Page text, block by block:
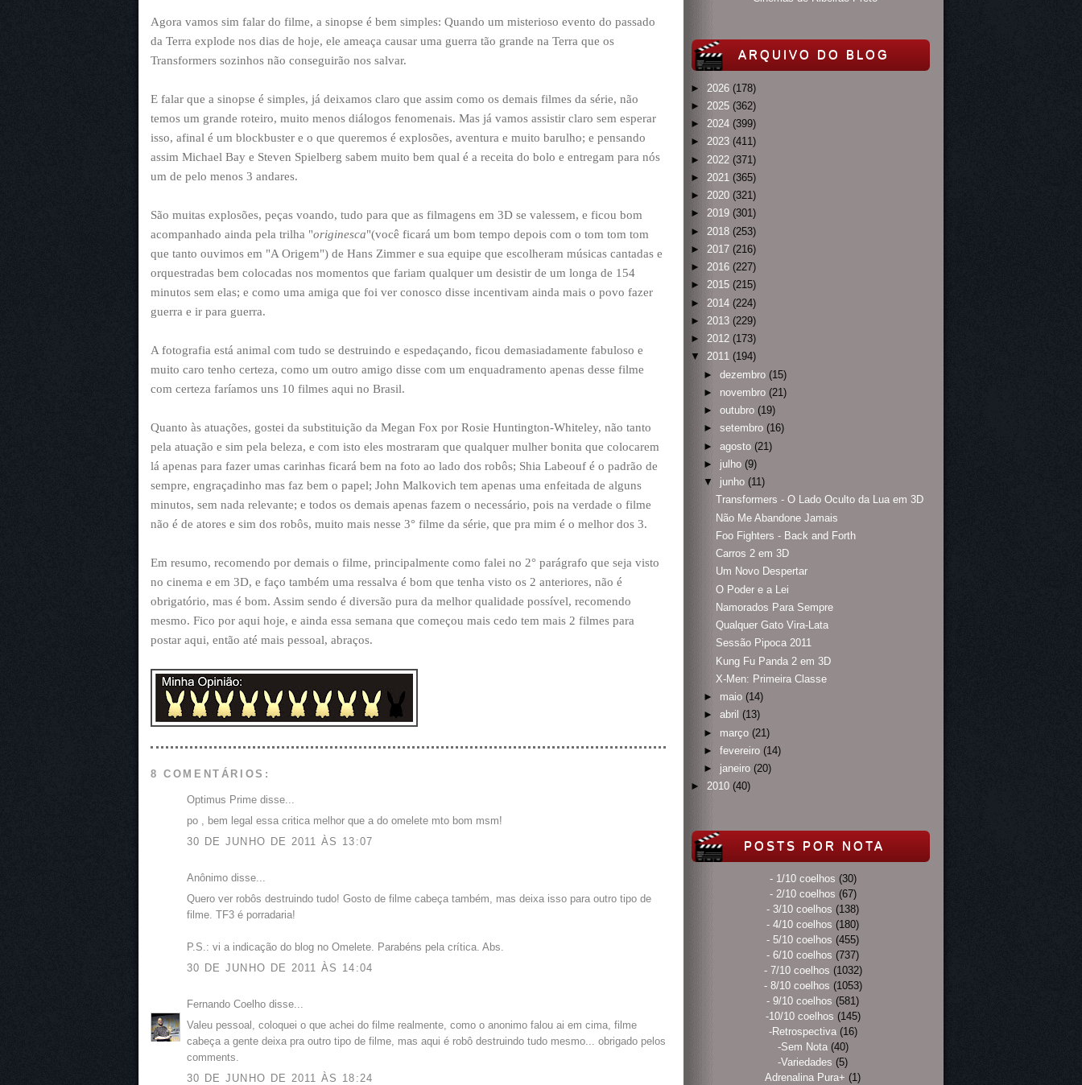
Agora vamos sim falar do filme, a sinopse é bem simples: Quando um misterioso evento do passado
da Terra explode nos dias de hoje, ele ameaça causar uma guerra tão grande na Terra que os
Transformers sozinhos não conseguirão nos salvar.
E falar que a sinopse é simples, já deixamos claro que assim como os demais filmes da série, não
temos um grande roteiro, muito menos diálogos fenomenais. Mas já vamos assistir claro sem esperar
isso, afinal é um blockbuster e o que queremos é explosões, aventura e muito barulho; e pensando
assim Michael Bay e Steven Spielberg sabem muito bem qual é a receita do bolo e entregam para nós
um de pelo menos 3 andares.
São muitas explosões, peças voando, tudo para que as filmagens em 3D se valessem, e ficou bom
acompanhado ainda pela trilha "originesca"(você ficará um bom tempo depois com o tom tom tom
que tanto ouvimos em "A Origem") de Hans Zimmer e sua equipe que escolheram músicas cantadas e
orquestradas bem colocadas nos momentos que fariam qualquer um desistir de um longa de 154
minutos sem elas; e como uma amiga que foi ver conosco disse incentivam ainda mais o povo fazer
guerra e ir para guerra.
A fotografia está animal com tudo se destruindo e espedaçando, ficou demasiadamente fabuloso e
muito caro tenho certeza, como um outro amigo disse com um enquadramento apenas desse filme
com certeza faríamos uns 10 filmes aqui no Brasil.
Quanto às atuações, gostei da substituição da Megan Fox por Rosie Huntington-Whiteley, não tanto
pela atuação e sim pela beleza, e com isto eles mostraram que qualquer mulher bonita que colocarem
lá apenas para fazer umas carinhas ficará bem na foto ao lado dos robôs; Shia Labeouf é o padrão de
sempre, engraçadinho mas faz bem o papel; John Malkovich tem apenas uma enfeitada de alguns
minutos, sem nada relevante; e todos os demais apenas fazem o necessário, pois na verdade o filme
não é de atores e sim dos robôs, muito mais nesse 3° filme da série, que pra mim é o melhor dos 3.
Em resumo, recomendo por demais o filme, principalmente como falei no 2° parágrafo que seja visto
no cinema e em 3D, e faço também uma ressalva é bom que tenha visto os 2 anteriores, não é
obrigatório, mas é bom. Assim sendo é diversão pura da melhor qualidade possível, recomendo
mesmo. Fico por aqui hoje, e ainda essa semana que começou mais cedo tem mais 2 filmes para
postar aqui, então até mais pessoal, abraços.
8 COMENTÁRIOS:
Optimus Prime disse...
po , bem legal essa critica melhor que a do omelete mto bom msm!
30 DE JUNHO DE 2011 ÀS 13:07
Anônimo disse...
Quero ver robôs destruindo tudo! Gosto de filme cabeça também, mas deixa isso para outro tipo de
filme. TF3 é porradaria!
P.S.: vi a indicação do blog no Omelete. Parabéns pela crítica. Abs.
30 DE JUNHO DE 2011 ÀS 14:04
Fernando Coelho disse...
Valeu pessoal, coloquei o que achei do filme realmente, como o anonimo falou ai em cima, filme
cabeça a gente deixa pra outro tipo de filme, mas aqui é robô destruindo tudo mesmo... obrigado pelos
comments.
30 DE JUNHO DE 2011 ÀS 18:24
ARQUIVO DO BLOG
► 2026 (178)
► 2025 (362)
► 2024 (399)
► 2023 (411)
► 2022 (371)
► 2021 (365)
► 2020 (321)
► 2019 (301)
► 2018 (253)
► 2017 (216)
► 2016 (227)
► 2015 (215)
► 2014 (224)
► 2013 (229)
► 2012 (173)
▼
2011 (194)
► dezembro (15)
► novembro (21)
► outubro (19)
► setembro (16)
► agosto (21)
► julho (9)
▼
junho (11)
Transformers - O Lado Oculto da Lua em 3D
Não Me Abandone Jamais
Foo Fighters - Back and Forth
Carros 2 em 3D
Um Novo Despertar
O Poder e a Lei
Namorados Para Sempre
Qualquer Gato Vira-Lata
Sessão Pipoca 2011
Kung Fu Panda 2 em 3D
X-Men: Primeira Classe
► maio (14)
► abril (13)
► março (21)
► fevereiro (14)
► janeiro (20)
► 2010 (40)
POSTS POR NOTA
- 1/10 coelhos (30)
- 2/10 coelhos (67)
- 3/10 coelhos (138)
- 4/10 coelhos (180)
- 5/10 coelhos (455)
- 6/10 coelhos (737)
- 7/10 coelhos (1032)
- 8/10 coelhos (1053)
- 9/10 coelhos (581)
-10/10 coelhos (145)
-Retrospectiva (16)
-Sem Nota (40)
-Variedades (5)
Adrenalina Pura+ (1)